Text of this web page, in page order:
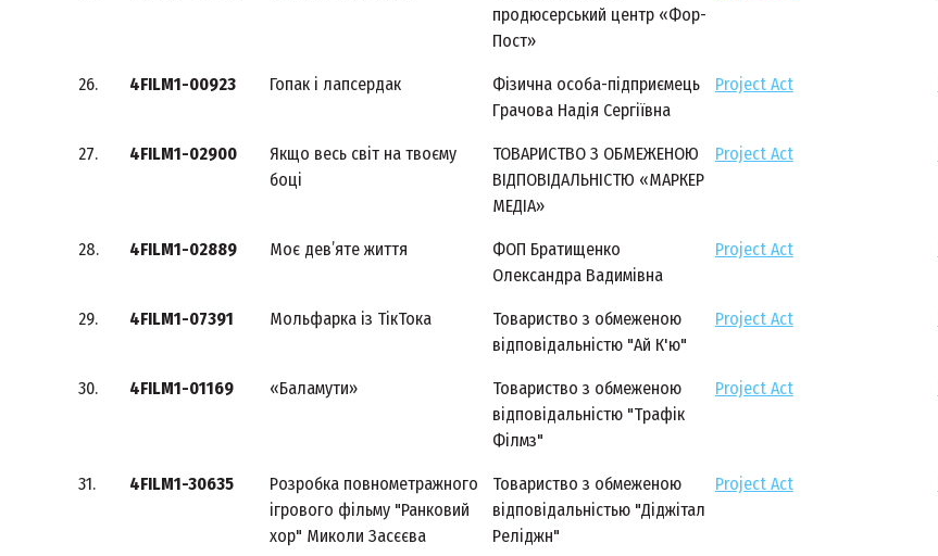
продюсерський центр «Фор-
Пост»
26. 4FILM1-00923 Гопак і лапсердак
Фізична особа-підприємець
Грачова Надія Сергіївна
Project Act
27. 4FILM1-02900
Якщо весь світ на твоєму
боці
ТОВАРИСТВО З ОБМЕЖЕНОЮ
ВІДПОВІДАЛЬНІСТЮ «МАРКЕР
МЕДІА»
Project Act
28. 4FILM1-02889 Моє дев’яте життя
ФОП Братищенко
Олександра Вадимівна
Project Act
29. 4FILM1-07391 Мольфарка із ТікТока
Товариство з обмеженою
відповідальністю "Ай К'ю"
Project Act
30. 4FILM1-01169 «Баламути»
Товариство з обмеженою
відповідальністю "Трафік
Філмз"
Project Act
31. 4FILM1-30635
Розробка повнометражного
ігрового фільму "Ранковий
хор" Миколи Засєєва
Товариство з обмеженою
відповідальністью "Діджітал
Реліджн"
Project Act